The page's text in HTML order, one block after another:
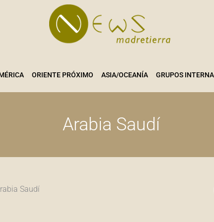
ORIENTE PRÓXIMO ASIA/OCEANÍA GRUPOS
Arabia Saudí
Saudí